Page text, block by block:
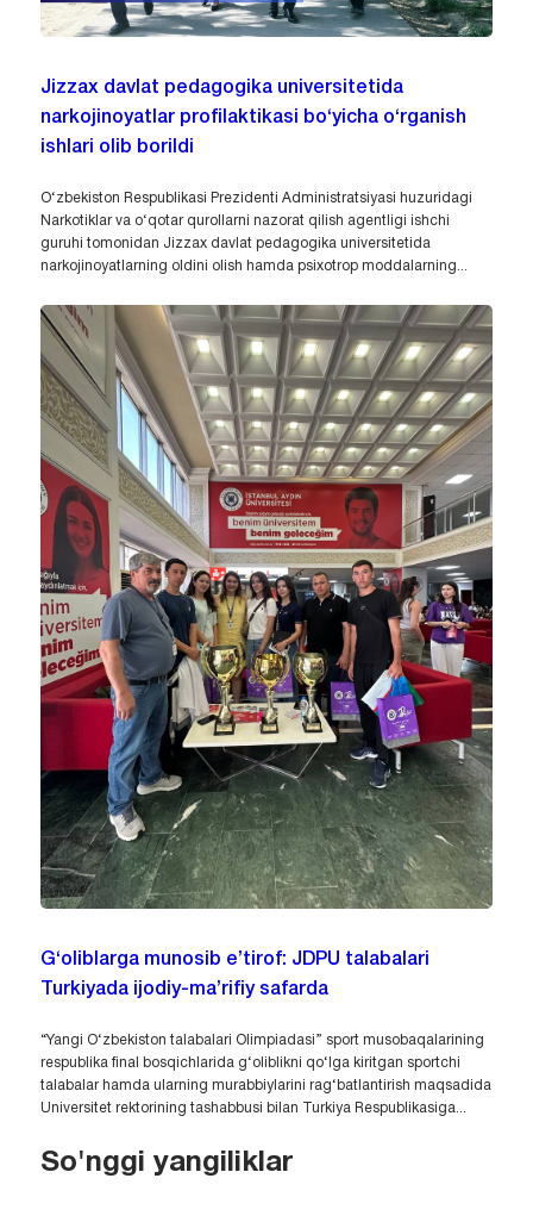
Jizzax davlat pedagogika universitetida
narkojinoyatlar profilaktikasi bo‘yicha o‘rganish
ishlari olib borildi
O‘zbekiston Respublikasi Prezidenti Administratsiyasi huzuridagi
Narkotiklar va o‘qotar qurollarni nazorat qilish agentligi ishchi
guruhi tomonidan Jizzax davlat pedagogika universitetida
narkojinoyatlarning oldini olish hamda psixotrop moddalarning...
G‘oliblarga munosib e’tirof: JDPU talabalari
Turkiyada ijodiy-ma’rifiy safarda
“Yangi O‘zbekiston talabalari Olimpiadasi” sport musobaqalarining
respublika final bosqichlarida g‘oliblikni qo‘lga kiritgan sportchi
talabalar hamda ularning murabbiylarini rag‘batlantirish maqsadida
Universitet rektorining tashabbusi bilan Turkiya Respublikasiga...
So'nggi yangiliklar